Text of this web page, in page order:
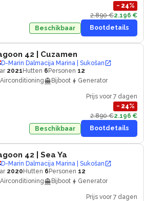
− 24%
2.890 €2.196 €
Beschikbaar
Bootdetails
42 | Cuzamen
D-Marin Dalmacija Marina | Sukošan
2021 Hutten 6 Personen 12
Airconditioning
Bijboot Generator
Prijs voor 7 dagen
− 24%
2.890 €2.196 €
Beschikbaar
Bootdetails
42 | Sea Ya
D-Marin Dalmacija Marina | Sukošan
2020 Hutten 6 Personen 12
Airconditioning
Bijboot Generator
Prijs voor 7 dagen